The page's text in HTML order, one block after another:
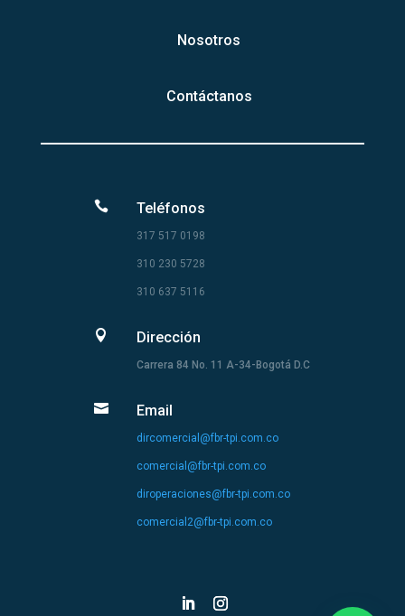
Nosotros
Contáctanos
 Teléfonos
317 517 0198
310 230 5728
310 637 5116
 Dirección
Carrera 84 No. 11 A-34-Bogotá D.C
 Email
dircomercial@fbr-tpi.com.co
comercial@fbr-tpi.com.co
diroperaciones@fbr-tpi.com.co
comercial2@fbr-tpi.com.co